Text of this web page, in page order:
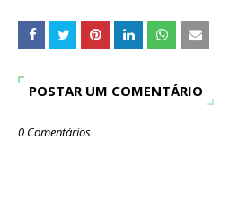
POSTAR UM COMENTÁRIO
0 Comentários